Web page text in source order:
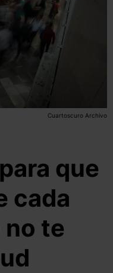
Cuartoscuro Archivo
que
cada
no te